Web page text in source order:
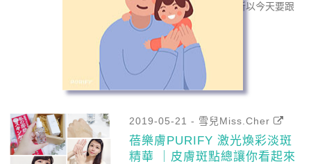
的很好但其實油光滿面，所以今天要跟
大家...read more
美白
保濕 控油
激光煥彩淡斑精華
2019-05-21 - 雪兒Miss.Cher
蓓樂膚PURIFY 激光煥彩淡斑
精華 ｜皮膚斑點總讓你看起來